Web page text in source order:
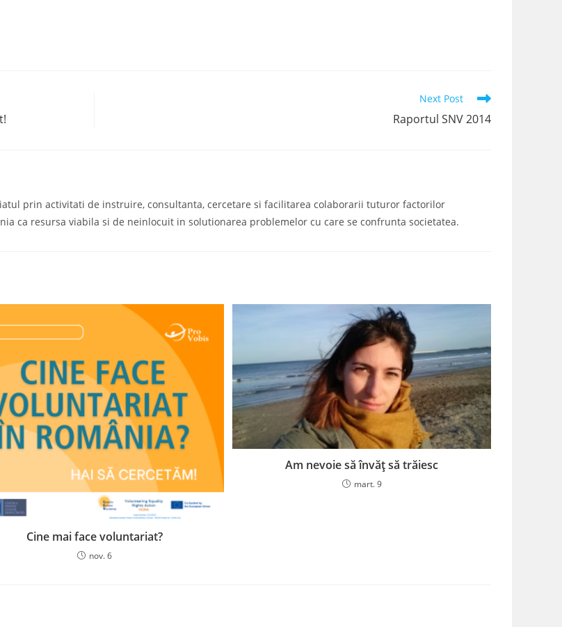
Next Post
Raportul SNV 2014
prin activitati de instruire, consultanta, cercetare si facilitarea colaborarii tuturor factorilor
ca resursa viabila si de neinlocuit in solutionarea problemelor cu care se confrunta societatea.
Cine mai face voluntariat?
nov. 6
Am nevoie să învăț să trăiesc
mart. 9